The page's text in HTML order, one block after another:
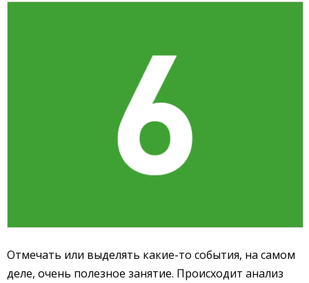
Отмечать или выделять какие-то события, на самом
деле, очень полезное занятие. Происходит анализ